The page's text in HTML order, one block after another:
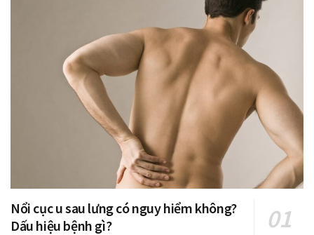
Nổi cục u sau lưng có nguy hiểm không?
Dấu hiệu bệnh gì?